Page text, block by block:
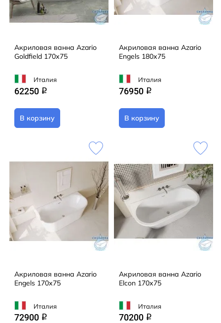
Акриловая ванна Azario
Goldfield 170х75
Италия
62250 q
В корзину
Акриловая ванна Azario
Engels 180х75
Италия
76950 q
В корзину
Акриловая ванна Azario
Engels 170х75
Италия
72900 q
Акриловая ванна Azario
Elcon 170х75
Италия
70200 q